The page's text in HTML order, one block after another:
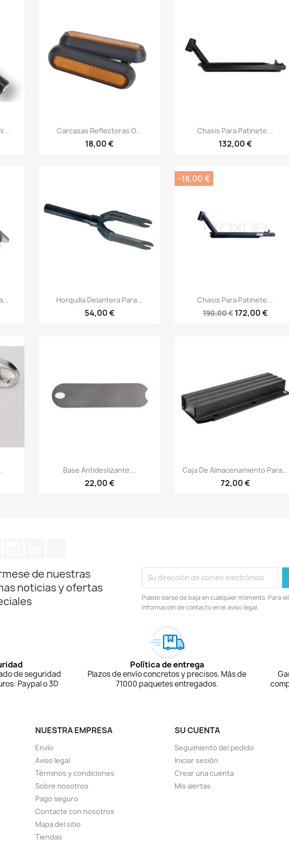
Vista rápida
Carcasas Reflectoras O...
18,00 €
Vista rápida
Chasis Para Patinete...
132,00 €
Vista rápida
Horquilla Delantera Para...
54,00 €
Vista rápida
Chasis Para Patinete...
190,00 € 172,00 €
-18,00 €
Vista rápida
Base Antideslizante...
22,00 €
Vista rápida
Caja De Almacenamiento Para...
72,00 €
de nuestras
noticias y ofertas
Puede darse de baja en cualquier momento. Para
información de contacto en el aviso legal.
de seguridad
Paypal o 3D
Política de entrega
Plazos de envío concretos y precisos. Más de
71000 paquetes entregados.
NUESTRA EMPRESA
Envío
Aviso legal
Términos y condiciones
Sobre nosotros
Pago seguro
Contacte con nosotros
Mapa del sitio
Tiendas
SU CUENTA
Seguimiento del pedido
Iniciar sesión
Crear una cuenta
Mis alertas